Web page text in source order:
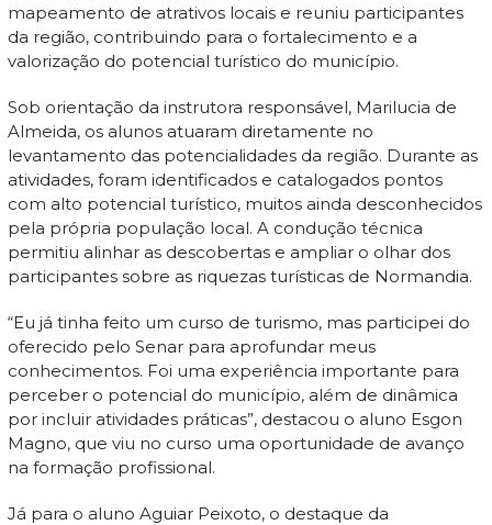
mapeamento de atrativos locais e reuniu participantes
da região, contribuindo para o fortalecimento e a
valorização do potencial turístico do município.
Sob orientação da instrutora responsável, Marilucia de
Almeida, os alunos atuaram diretamente no
levantamento das potencialidades da região. Durante as
atividades, foram identificados e catalogados pontos
com alto potencial turístico, muitos ainda desconhecidos
pela própria população local. A condução técnica
permitiu alinhar as descobertas e ampliar o olhar dos
participantes sobre as riquezas turísticas de Normandia.
“Eu já tinha feito um curso de turismo, mas participei do
oferecido pelo Senar para aprofundar meus
conhecimentos. Foi uma experiência importante para
perceber o potencial do município, além de dinâmica
por incluir atividades práticas”, destacou o aluno Esgon
Magno, que viu no curso uma oportunidade de avanço
na formação profissional.
Já para o aluno Aguiar Peixoto, o destaque da